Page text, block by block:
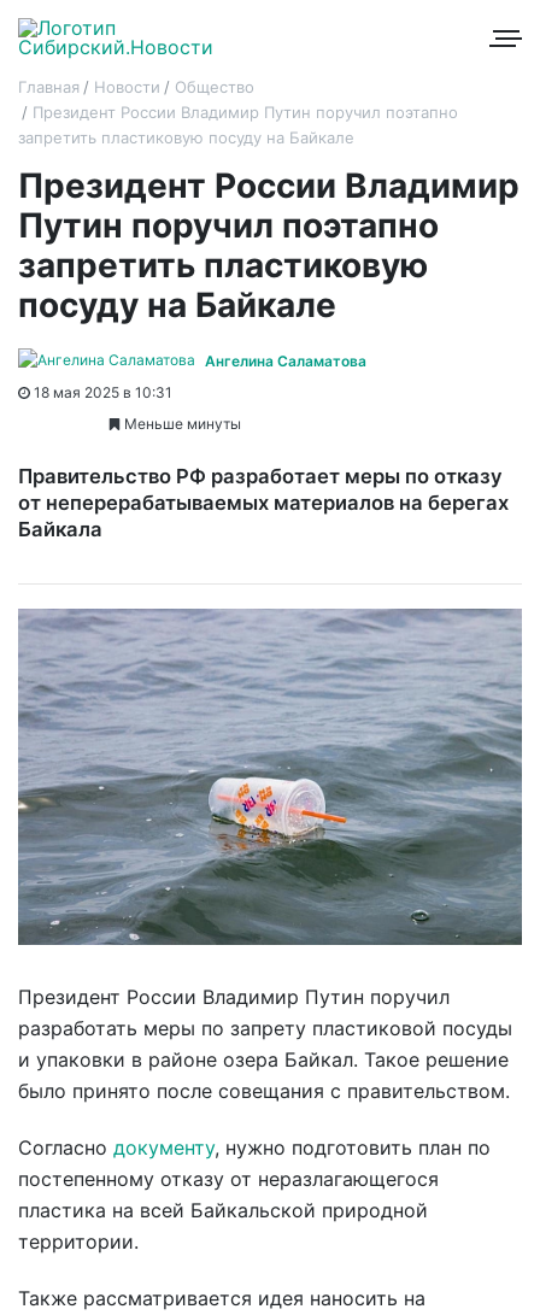
Главная Новости
Общество
Президент России Владимир Путин поручил поэтапно
запретить пластиковую посуду на Байкале
Президент России Владимир
Путин поручил поэтапно
запретить пластиковую
посуду на Байкале
Ангелина Саламатова
18 мая 2025 в 10:31
Меньше минуты
Правительство РФ разработает меры по отказу
от неперерабатываемых материалов на берегах
Байкала
Президент России Владимир Путин поручил
разработать меры по запрету пластиковой посуды
и упаковки в районе озера Байкал. Такое решение
было принято после совещания с правительством.
Согласно документу, нужно подготовить план по
постепенному отказу от неразлагающегося
пластика на всей Байкальской природной
территории.
Также рассматривается идея наносить на